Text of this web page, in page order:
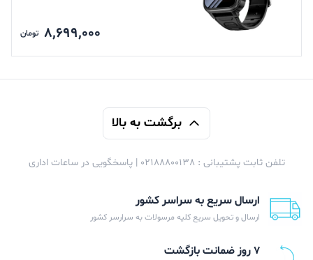
8,699,000 تومان
برگشت به بالا
تلفن ثابت پشتیبانی : 02188800138 | پاسخگویی در ساعات اداری
ارسال سریع به سراسر کشور
ارسال و تحویل سریع کلیه مرسولات به سرارسر کشور
۷ روز ضمانت بازگشت